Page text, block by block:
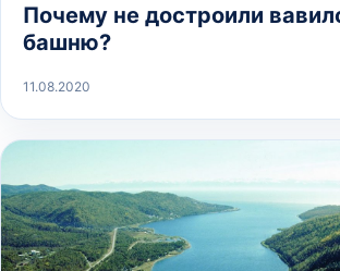
Почему не достроили
башню?
11.08.2020